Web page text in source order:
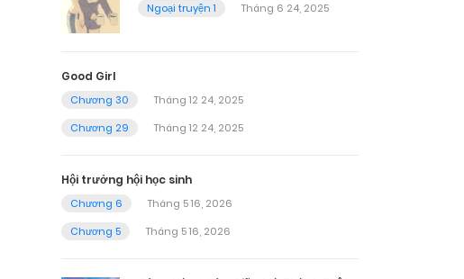
Ngoại truyện 1
Tháng 6 24, 2025
Good Girl
Chương 30
Tháng 12 24, 2025
Chương 29
Tháng 12 24, 2025
Hội trưởng hội học sinh
Chương 6
Tháng 5 16, 2026
Chương 5
Tháng 5 16, 2026